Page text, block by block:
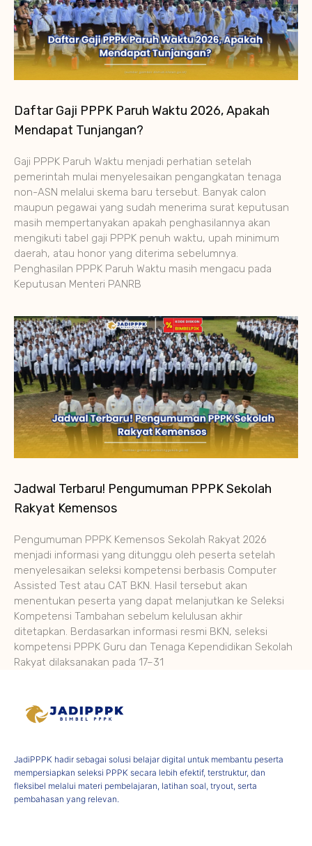
Daftar Gaji PPPK Paruh Waktu 2026, Apakah
Mendapat Tunjangan?
Gaji PPPK Paruh Waktu menjadi perhatian setelah
pemerintah mulai menyelesaikan pengangkatan tenaga
non-ASN melalui skema baru tersebut. Banyak calon
maupun pegawai yang sudah menerima surat keputusan
masih mempertanyakan apakah penghasilannya akan
mengikuti tabel gaji PPPK penuh waktu, upah minimum
daerah, atau honor yang diterima sebelumnya.
Penghasilan PPPK Paruh Waktu masih mengacu pada
Keputusan Menteri PANRB
Jadwal Terbaru! Pengumuman PPPK Sekolah
Rakyat Kemensos
Pengumuman PPPK Kemensos Sekolah Rakyat 2026
menjadi informasi yang ditunggu oleh peserta setelah
menyelesaikan seleksi kompetensi berbasis Computer
Assisted Test atau CAT BKN. Hasil tersebut akan
menentukan peserta yang dapat melanjutkan ke Seleksi
Kompetensi Tambahan sebelum kelulusan akhir
ditetapkan. Berdasarkan informasi resmi BKN, seleksi
kompetensi PPPK Guru dan Tenaga Kependidikan Sekolah
Rakyat dilaksanakan pada 17–31
JadiPPPK hadir sebagai solusi belajar digital untuk membantu peserta
mempersiapkan seleksi PPPK secara lebih efektif, terstruktur, dan
fleksibel melalui materi pembelajaran, latihan soal, tryout, serta
pembahasan yang relevan.